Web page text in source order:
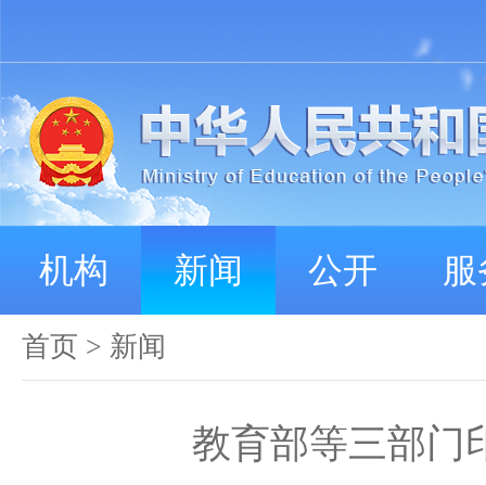
机构 新闻 公开
首页 > 新闻
教育部等三部门